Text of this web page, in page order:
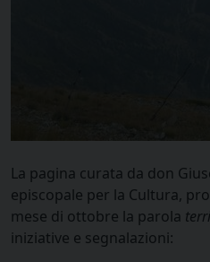
La pagina curata da don
episcopale per la Cultura,
mese di ottobre la parola
iniziative e segnalazioni: